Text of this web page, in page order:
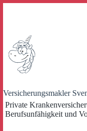
Versicherungsmakler
Private
Berufsunfähigkeit und